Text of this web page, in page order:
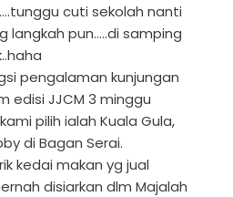
cuti sekolah nanti
langkah pun.....di samping
pengalaman kunjungan
edisi JJCM 3 minggu
pilih ialah Kuala Gula,
di Bagan Serai.
kedai makan yg jual
disiarkan dlm Majalah